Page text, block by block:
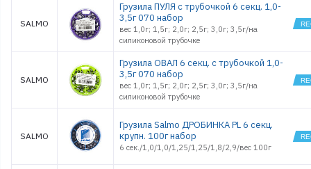
SALMO
Грузила ПУЛЯ с трубочкой 6 секц. 1,0-
3,5г 070 набор
вес 1,0г; 1,5г; 2,0г; 2,5г; 3,0г; 3,5г/на
силиконовой трубочке
SALMO
Грузила ОВАЛ 6 секц. с трубочкой 1,0-
3,5г 070 набор
вес 1,0г; 1,5г; 2,0г; 2,5г; 3,0г; 3,5г/на
силиконовой трубочке
SALMO
Грузила Salmo ДРОБИНКА PL 6 секц.
крупн. 100г набор
6 сек./1,0/1,0/1,25/1,25/1,8/2,9/вес 100г